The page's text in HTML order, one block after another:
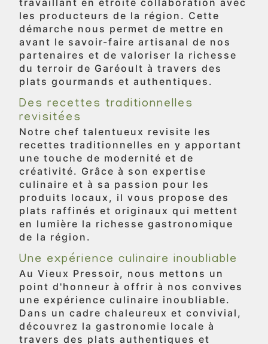
les producteurs de la région. Cette
démarche nous permet de mettre en
avant le savoir-faire artisanal de nos
partenaires et de valoriser la richesse
du terroir de Garéoult à travers des
plats gourmands et authentiques.
Des recettes traditionnelles
revisitées
Notre chef talentueux revisite les
recettes traditionnelles en y apportant
une touche de modernité et de
créativité. Grâce à son expertise
culinaire et à sa passion pour les
produits locaux, il vous propose des
plats raffinés et originaux qui mettent
en lumière la richesse gastronomique
de la région.
Une expérience culinaire inoubliable
Au Vieux Pressoir, nous mettons un
point d'honneur à offrir à nos convives
une expérience culinaire inoubliable.
Dans un cadre chaleureux et convivial,
découvrez la gastronomie locale à
travers des plats authentiques et